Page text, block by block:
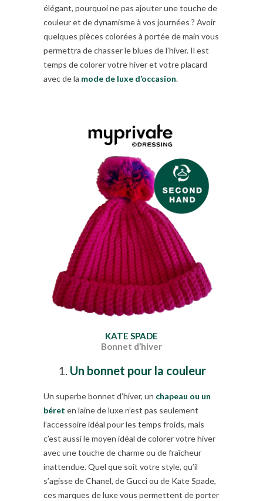
élégant, pourquoi ne pas ajouter une touche de
couleur et de dynamisme à vos journées ? Avoir
quelques pièces colorées à portée de main vous
permettra de chasser le blues de l’hiver. Il est
temps de colorer votre hiver et votre placard
avec de la mode de luxe d’occasion.
KATE SPADE
Bonnet d’hiver
Un bonnet pour la couleur
Un superbe bonnet d’hiver, un chapeau ou un
béret en laine de luxe n’est pas seulement
l’accessoire idéal pour les temps froids, mais
c’est aussi le moyen idéal de colorer votre hiver
avec une touche de charme ou de fraîcheur
inattendue. Quel que soit votre style, qu’il
s’agisse de Chanel, de Gucci ou de Kate Spade,
ces marques de luxe vous permettent de porter